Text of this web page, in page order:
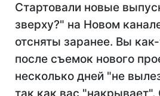
Стартовали новые
зверху?" на Новом
отсняты заранее. Вы
после съемок нового
несколько дней "не